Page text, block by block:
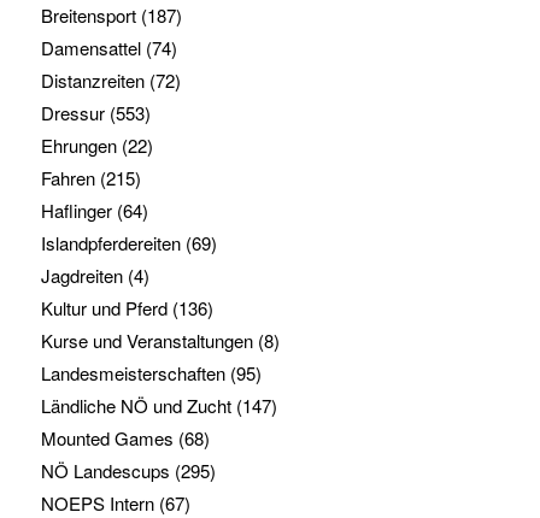
Breitensport(187)
Damensattel(74)
Distanzreiten(72)
Dressur(553)
Ehrungen(22)
Fahren(215)
Haflinger(64)
Islandpferdereiten(69)
Jagdreiten(4)
Kultur und Pferd(136)
Kurse und Veranstaltungen(8)
Landesmeisterschaften(95)
Ländliche NÖ und Zucht(147)
Mounted Games (68)
NÖ Landescups (295)
NOEPS Intern(67)